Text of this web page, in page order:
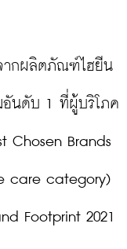
ากผลิตภัณฑ์ไฮยีน
อันดับ 1 ที่ผู้บริโภค
Chosen Brands
care category)
Footprint 2021